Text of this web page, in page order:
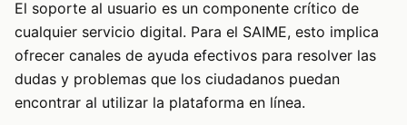
El soporte al usuario es un componente crítico de
cualquier servicio digital. Para el SAIME, esto implica
ofrecer canales de ayuda efectivos para resolver las
dudas y problemas que los ciudadanos puedan
encontrar al utilizar la plataforma en línea.